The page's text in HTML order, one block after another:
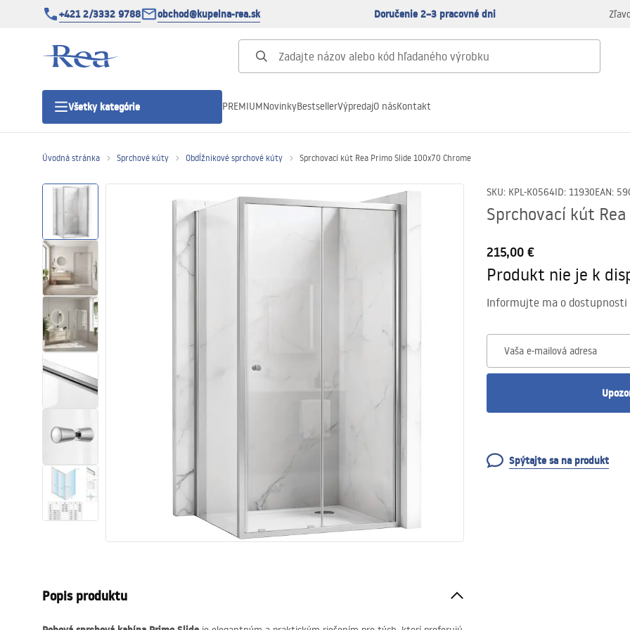
+421 2/3332 9788 obchod@kupelna-rea.sk Doručenie 2–3 pracovné dni
Všetky kategórie
Sprchové dvere
Sprchové vaničky
Sprchové žľaby
Sanitárna keramika
Umývadlá
Vaňa so zástenou
Sprchy
PREMIUMNovinkyBestsellerVýpredajO násKontakt
Úvodná stránka Sprchové kúty Obdĺžnikové sprchové kúty Sprchovací kút Rea Primo Slide 100x70 Chrome
SKU: KPL-K0564ID: 11930EAN:
Sprchovací kút
215,00 €
Produkt nie je k
Informujte ma o dostupnosti
Vaša e-mailová adresa
Spýtajte sa na produkt
Popis produktu